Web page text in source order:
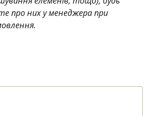
про них у менеджера при